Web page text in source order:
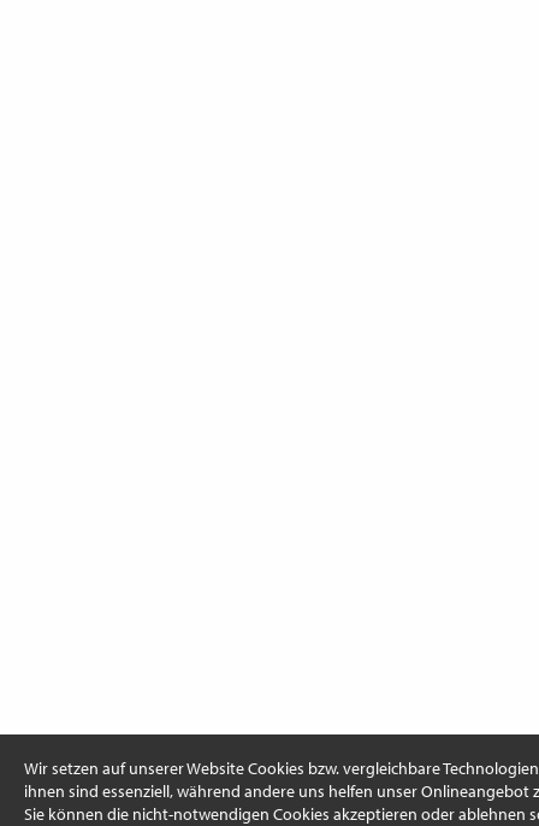
Wir setzen auf unserer Website Cookies bzw. vergleichbare
ihnen sind essenziell, während andere uns helfen unser Onlineangebot
Sie können die nicht-notwendigen Cookies akzeptieren oder ablehnen